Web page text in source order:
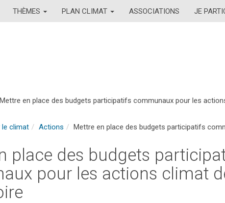
THÈMES PLAN CLIMAT ASSOCIATIONS JE
Mettre en place des budgets participatifs communaux pour les
le climat Actions Mettre en place des budgets participatifs
place des budgets
pour les actions climat